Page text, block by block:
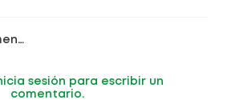
sesión para escribir un
comentario.